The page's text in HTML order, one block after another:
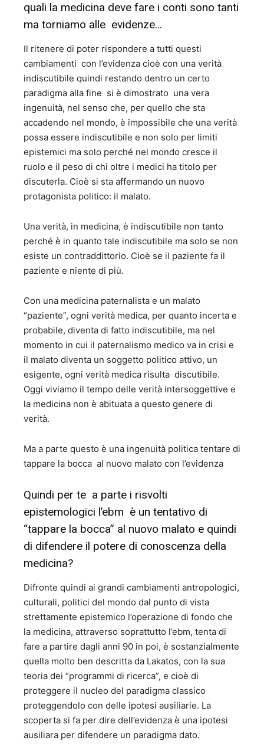
quali la medicina deve fare i conti sono tanti
ma torniamo alle evidenze…
Il ritenere di poter rispondere a tutti questi
cambiamenti con l’evidenza cioè con una verità
indiscutibile quindi restando dentro un certo
paradigma alla fine si è dimostrato una vera
ingenuità, nel senso che, per quello che sta
accadendo nel mondo, è impossibile che una verità
possa essere indiscutibile e non solo per limiti
epistemici ma solo perché nel mondo cresce il
ruolo e il peso di chi oltre i medici ha titolo per
discuterla. Cioè si sta affermando un nuovo
protagonista politico: il malato.
Una verità, in medicina, è indiscutibile non tanto
perché è in quanto tale indiscutibile ma solo se non
esiste un contraddittorio. Cioè se il paziente fa il
paziente e niente di più.
Con una medicina paternalista e un malato
“paziente”, ogni verità medica, per quanto incerta e
probabile, diventa di fatto indiscutibile, ma nel
momento in cui il paternalismo medico va in crisi e
il malato diventa un soggetto politico attivo, un
esigente, ogni verità medica risulta discutibile.
Oggi viviamo il tempo delle verità intersoggettive e
la medicina non è abituata a questo genere di
verità.
Ma a parte questo è una ingenuità politica tentare di
tappare la bocca al nuovo malato con l’evidenza
Quindi per te a parte i risvolti
epistemologici l’ebm è un tentativo di
“tappare la bocca” al nuovo malato e quindi
di difendere il potere di conoscenza della
medicina?
Difronte quindi ai grandi cambiamenti antropologici,
culturali, politici del mondo dal punto di vista
strettamente epistemico l’operazione di fondo che
la medicina, attraverso soprattutto l’ebm, tenta di
fare a partire dagli anni 90 in poi, è sostanzialmente
quella molto ben descritta da Lakatos, con la sua
teoria dei “programmi di ricerca”, e cioè di
proteggere il nucleo del paradigma classico
proteggendolo con delle ipotesi ausiliarie. La
scoperta si fa per dire dell’evidenza è una ipotesi
ausiliara per difendere un paradigma dato.